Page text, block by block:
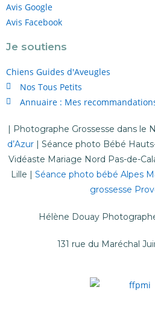
Avis Google
Avis Facebook
Je soutiens
Chiens Guides d'Aveugles
Nos Tous Petits
Annuaire : Mes
| Photographe Grossesse dans le
d’Azur | Séance photo Bébé
Vidéaste Mariage Nord Pas-de-
Lille | Séance photo bébé Alpes
grossesse
Hélène Douay
131 rue du Maréchal